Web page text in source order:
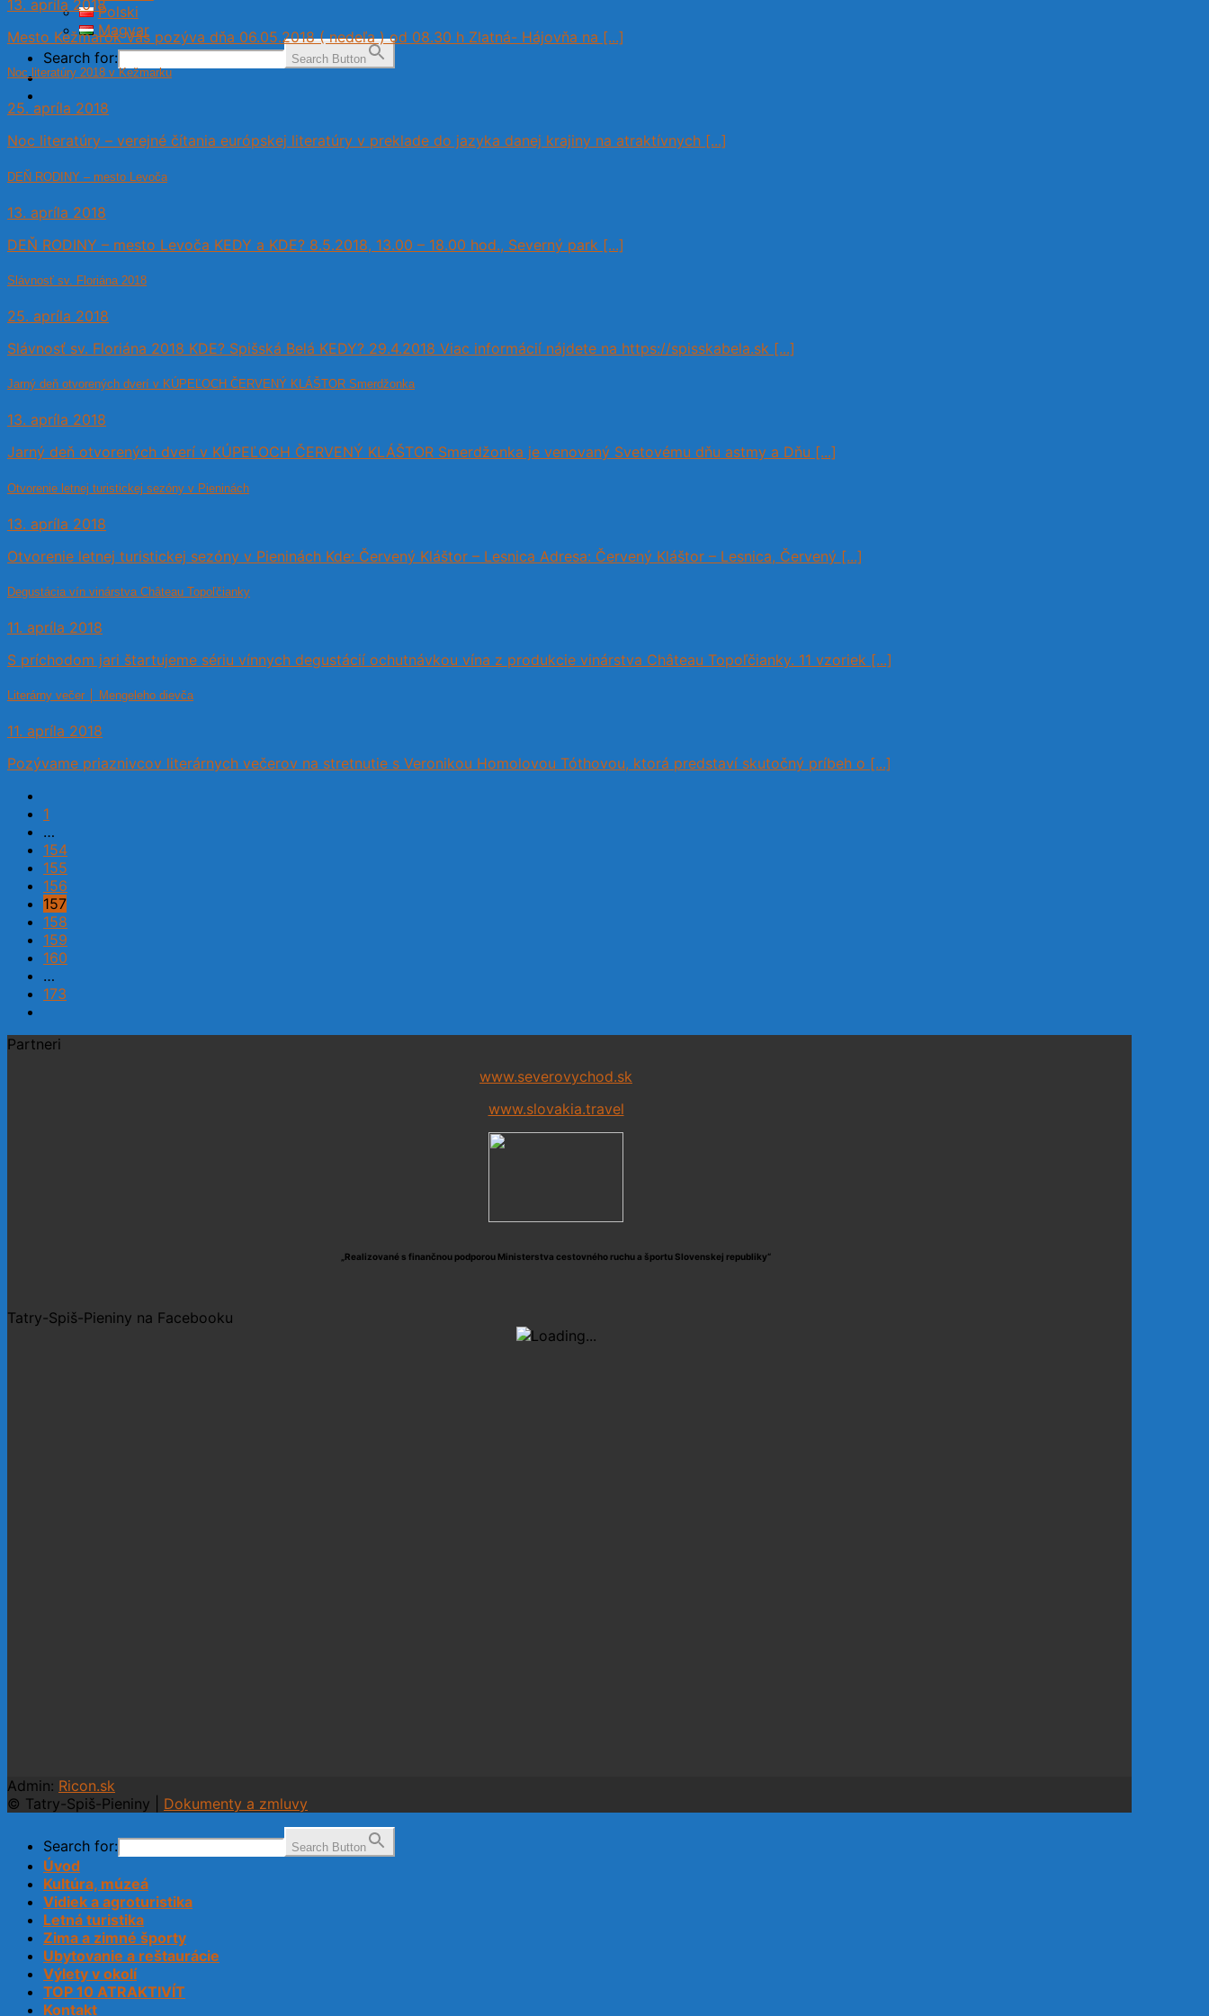
Polski
Magyar
Search for:
Search Button
13. apríla 2018
Mesto Kežmarok Vás pozýva dňa 06.05.2018 ( nedeľa ) od 08.30 h Zlatná- Hájovňa na [...]
Noc literatúry 2018 v Kežmarku
25. apríla 2018
Noc literatúry – verejné čítania európskej literatúry v preklade do jazyka danej krajiny na atraktívnych [...]
DEŇ RODINY – mesto Levoča
13. apríla 2018
DEŇ RODINY – mesto Levoča KEDY a KDE? 8.5.2018, 13.00 – 18.00 hod., Severný park [...]
Slávnosť sv. Floriána 2018
25. apríla 2018
Slávnosť sv. Floriána 2018 KDE? Spišská Belá KEDY? 29.4.2018 Viac informácií nájdete na https://spisskabela.sk [...]
Jarný deň otvorených dverí v KÚPEĽOCH ČERVENÝ KLÁŠTOR Smerdžonka
13. apríla 2018
Jarný deň otvorených dverí v KÚPEĽOCH ČERVENÝ KLÁŠTOR Smerdžonka je venovaný Svetovému dňu astmy a Dňu [...]
Otvorenie letnej turistickej sezóny v Pieninách
13. apríla 2018
Otvorenie letnej turistickej sezóny v Pieninách Kde: Červený Kláštor – Lesnica Adresa: Červený Kláštor – Lesnica, Červený [...]
Degustácia vín vinárstva Château Topoľčianky
11. apríla 2018
S príchodom jari štartujeme sériu vínnych degustácií ochutnávkou vína z produkcie vinárstva Château Topoľčianky. 11 vzoriek [...]
Literárny večer │ Mengeleho dievča
11. apríla 2018
Pozývame priaznivcov literárnych večerov na stretnutie s Veronikou Homolovou Tóthovou, ktorá predstaví skutočný príbeh o [...]
1
…
154
155
156
157
158
159
160
…
173
Partneri
www.severovychod.sk
www.slovakia.travel
„Realizované s finančnou podporou Ministerstva cestovného ruchu a športu Slovenskej republiky“
Tatry-Spiš-Pieniny na Facebooku
Admin: Ricon.sk
© Tatry-Spiš-Pieniny | Dokumenty a zmluvy
Search for: Search Button
Úvod
Kultúra, múzeá
Vidiek a agroturistika
Letná turistika
Zima a zimné športy
Ubytovanie a reštaurácie
Výlety v okolí
TOP 10 ATRAKTIVÍT
Kontakt